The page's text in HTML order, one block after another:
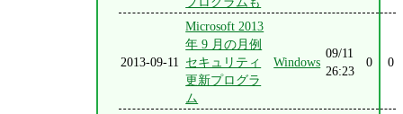
2013-09-11
Microsoft 2013
年 9 月の月例
セキュリティ
更新プログラ
ム
Windows
09/11
26:23
0 0